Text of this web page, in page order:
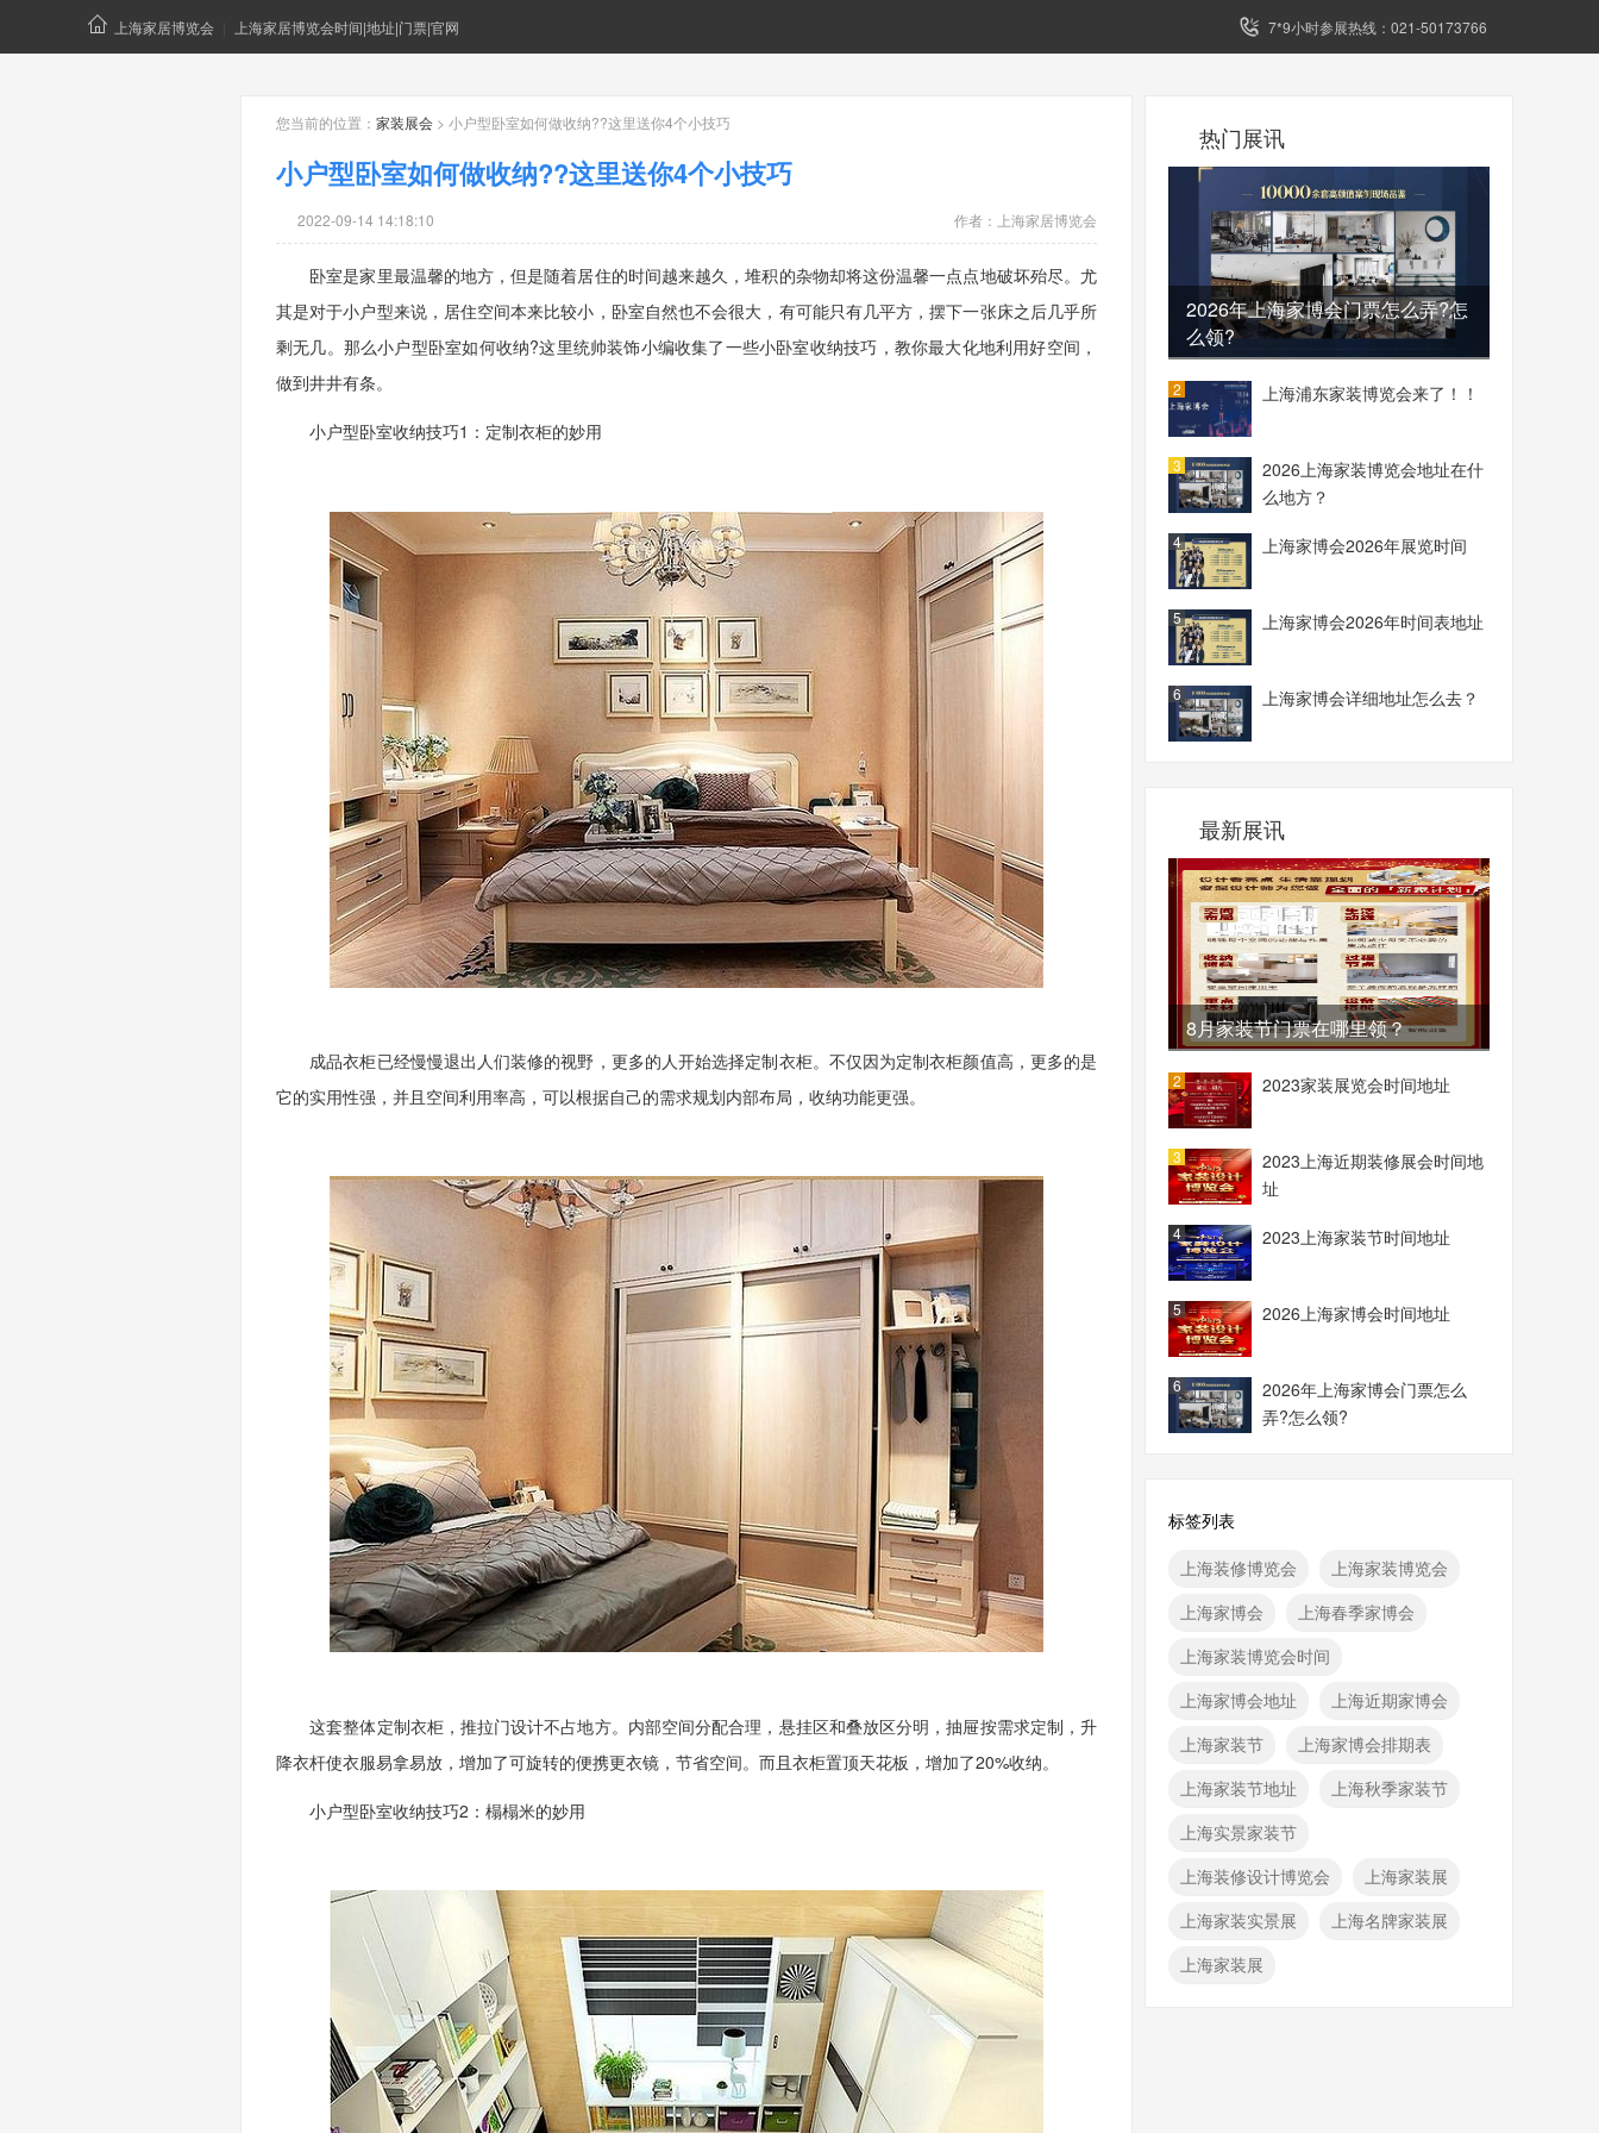
上海家居博览会 上海家居博览会时间|地址|门票|官网 7*9小时参展热线：021-50173766
您当前的位置： 家装展会 > 小户型卧室如何做收纳??这里送你4个小技巧
小户型卧室如何做收纳??这里送你4个小技巧
2022-09-14 14:18:10 作者： 上海家居博览会
卧室是家里最温馨的地方，但是随着居住的时间越来越久，堆积的杂物却将这份温馨一点点地破坏殆尽。尤
其是对于小户型来说，居住空间本来比较小，卧室自然也不会很大，有可能只有几平方，摆下一张床之后几乎所
剩无几。那么小户型卧室如何收纳?这里统帅装饰小编收集了一些小卧室收纳技巧，教你最大化地利用好空间，
做到井井有条。
小户型卧室收纳技巧1：定制衣柜的妙用
成品衣柜已经慢慢退出人们装修的视野，更多的人开始选择定制衣柜。不仅因为定制衣柜颜值高，更多的是
它的实用性强，并且空间利用率高，可以根据自己的需求规划内部布局，收纳功能更强。
这套整体定制衣柜，推拉门设计不占地方。内部空间分配合理，悬挂区和叠放区分明，抽屉按需求定制，升
降衣杆使衣服易拿易放，增加了可旋转的便携更衣镜，节省空间。而且衣柜置顶天花板，增加了20%收纳。
小户型卧室收纳技巧2：榻榻米的妙用
热门展讯
2026年上海家博会门票怎么弄?怎
么领?
上海浦东家装博览会来了！！
2
2026上海家装博览会地址在什
么地方？
3
上海家博会2026年展览时间
4
上海家博会2026年时间表地址
5
上海家博会详细地址怎么去？
6
最新展讯
8月​家装节门票在哪里领？
2023家装展览会时间地址
2
2023上海近期装修展会时间地
址
3
2023上海家装节时间地址
4
2026上海家博会时间地址
5
2026年上海家博会门票怎么
弄?怎么领?
6
标签列表
上海装修博览会
上海家装博览会
上海家博会
上海春季家博会
上海家装博览会时间
上海家博会地址
上海近期家博会
上海家装节
上海家博会排期表
上海家装节地址
上海秋季家装节
上海实景家装节
上海装修设计博览会
上海家装展
上海家装实景展
上海名牌家装展
上海家装展